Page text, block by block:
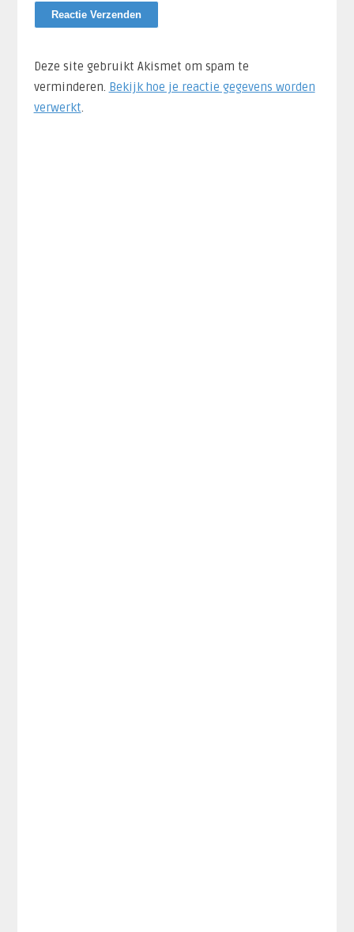
Deze site gebruikt Akismet om spam te
verminderen. Bekijk hoe je reactie gegevens worden
verwerkt.